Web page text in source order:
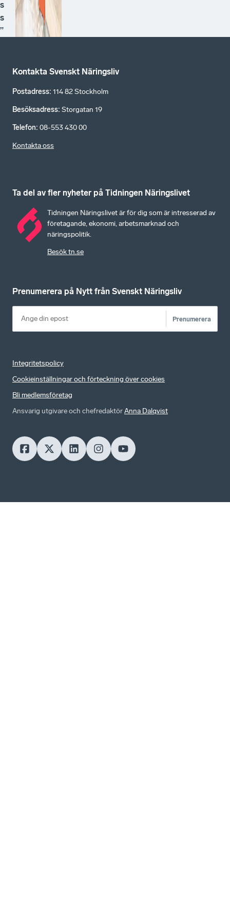
s
s
”
Kontakta Svenskt Näringsliv
Postadress: 114 82 Stockholm
Besöksadress: Storgatan 19
Telefon: 08-553 430 00
Kontakta oss
Ta del av fler nyheter på Tidningen Näringslivet
Tidningen Näringslivet är för dig som är intresserad av
företagande, ekonomi, arbetsmarknad och
näringspolitik.
Besök tn.se
Prenumerera på Nytt från Svenskt Näringsliv
Prenumerera
Integritetspolicy
Cookieinställningar och förteckning över cookies
Bli medlemsföretag
Ansvarig utgivare och chefredaktörAnna Dalqvist